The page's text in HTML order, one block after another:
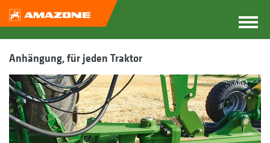
Anhängung, für jeden Traktor